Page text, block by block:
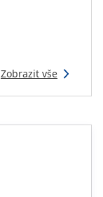
Zobrazit vše